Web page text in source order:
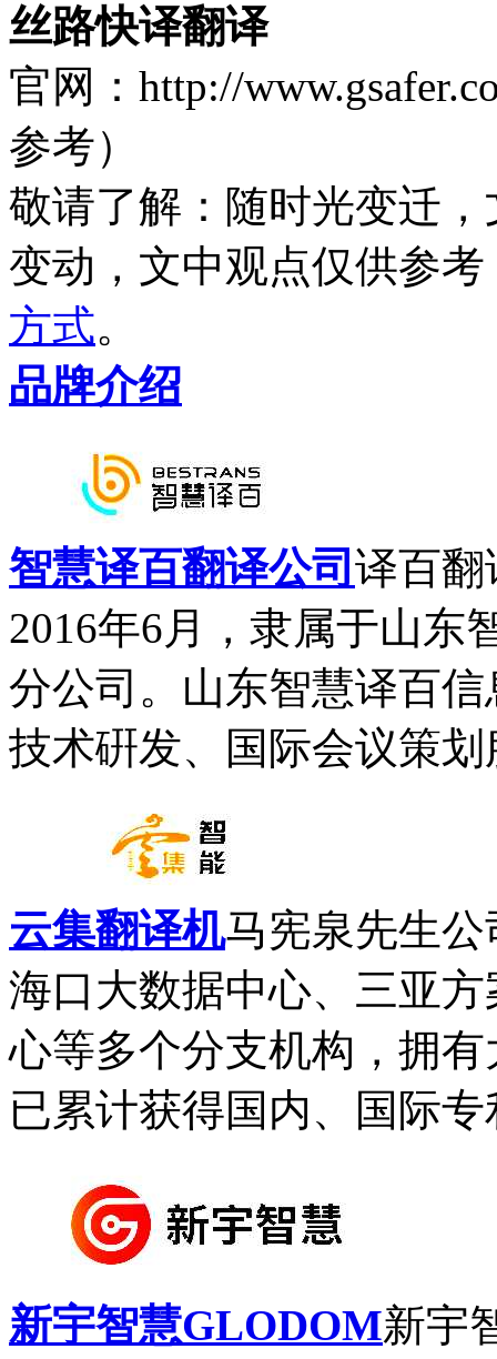
丝路快译翻译
官网：http://
参考）
敬请了解 ：随时光变迁
变动，文中观点仅供参考
方式。
品牌介绍
智慧译百翻译公司 译百翻
2016年6月，隶属于山东
分公司。山东智慧译百
技术硏发、国际会议策
云集翻译机马宪泉先生
海口大数据中心、三亚
心等多个分支机构，拥
已累计获得国内、国际
新宇智慧GLODOM新宇